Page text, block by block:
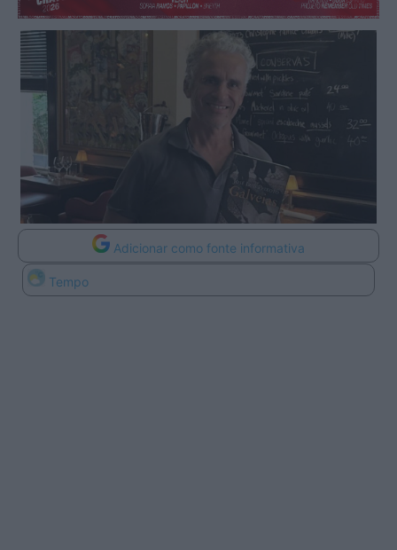
Adicionar como fonte informativa
Tempo